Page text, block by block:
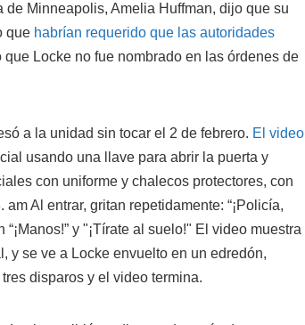
Minneapolis, Amelia Huffman, dijo que su
que habrían requerido que las autoridades
que Locke no fue nombrado en las órdenes de
a la unidad sin tocar el 2 de febrero. El video
usando una llave para abrir la puerta y
con uniforme y chalecos protectores, con
Al entrar, gritan repetidamente: “¡Policía,
y "¡Tírate al suelo!" El video muestra
y se ve a Locke envuelto en un edredón,
disparos y el video termina.